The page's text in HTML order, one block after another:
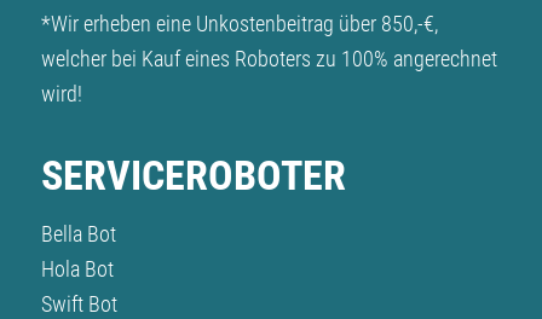
*Wir erheben eine Unkostenbeitrag über 850,-€,
welcher bei Kauf eines Roboters zu 100% angerechnet
wird!
SERVICEROBOTER
Bella Bot
Hola Bot
Swift Bot